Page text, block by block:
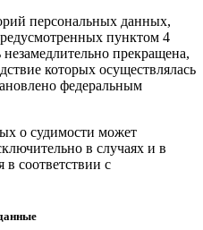
персональных данных,
пунктом 4
прекращена,
которых осуществлялась
федеральным
о судимости может
в случаях и в
в соответствии с